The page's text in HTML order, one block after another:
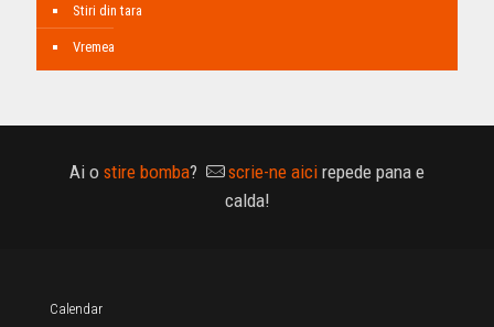
Stiri din tara
Vremea
Ai o stire bomba? scrie-ne aici repede pana e
calda!
Calendar